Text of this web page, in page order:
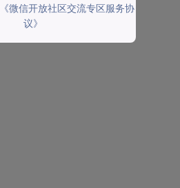
《微信开放社区交流专区服务协
议》